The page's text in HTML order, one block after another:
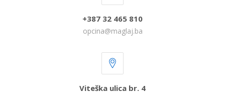
+387 32 465 810
opcina@maglaj.ba
Viteška ulica br. 4